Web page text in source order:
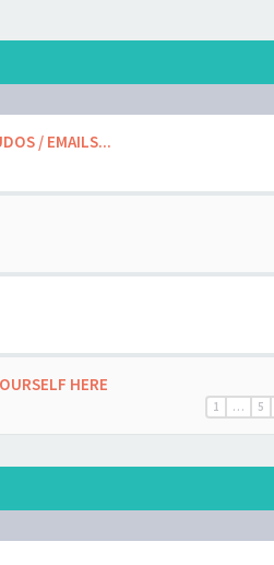
/ EMAILS...
HERE
1 … 5